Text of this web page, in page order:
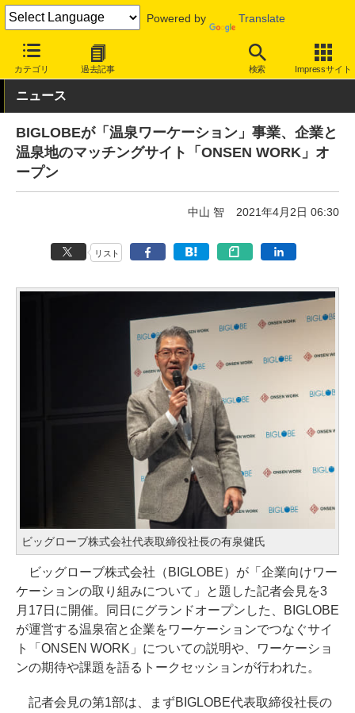
Powered by Translate
カテゴリ 過去記事 検索 Impressサイト
INTERNET Watch トピック ワーケーション
ニュース
BIGLOBEが「温泉ワーケーション」事業、企業と
温泉地のマッチングサイト「ONSEN WORK」オ
ープン
中山 智 2021年4月2日 06:30
リスト
ビッグローブ株式会社代表取締役社長の有泉健氏
ビッグローブ株式会社（BIGLOBE）が「企業向けワー
ケーションの取り組みについて」と題した記者会見を3
月17日に開催。同日にグランドオープンした、BIGLOBE
が運営する温泉宿と企業をワーケーションでつなぐサイ
ト「ONSEN WORK」についての説明や、ワーケーショ
ンの期待や課題を語るトークセッションが行われた。
記者会見の第1部は、まずBIGLOBE代表取締役社長の